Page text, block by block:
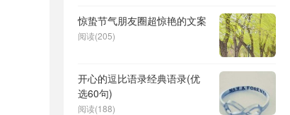
惊蛰节气朋友圈超惊艳的文案
阅读(205)
开心的逗比语录经典语录(优
选60句)
阅读(188)